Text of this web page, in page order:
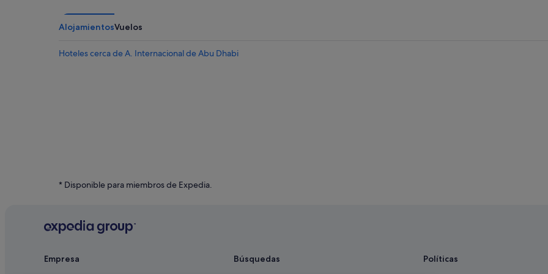
AlojamientosVuelos
Hoteles cerca de A. Internacional de Abu Dhabi
* Disponible para miembros de Expedia.
Empresa Búsquedas Políticas